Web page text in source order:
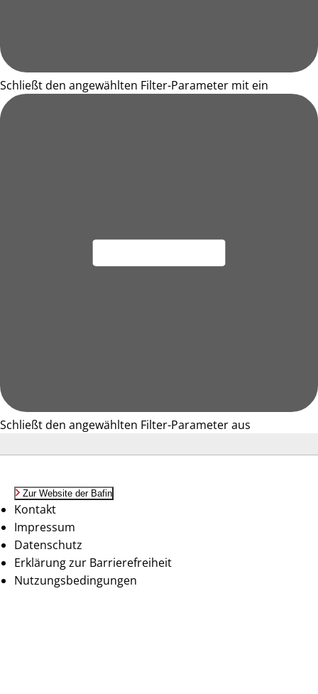
Schließt den angewählten Filter-Parameter mit ein
Schließt den angewählten Filter-Parameter aus
Zur Website der Bafin
Kontakt
Impressum
Datenschutz
Erklärung zur Barrierefreiheit
Nutzungsbedingungen